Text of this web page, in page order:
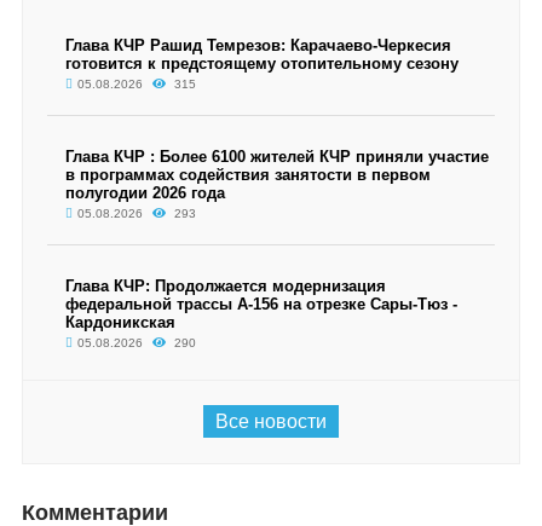
Глава КЧР Рашид Темрезов: Карачаево-Черкесия
готовится к предстоящему отопительному сезону
05.08.2026 315
Глава КЧР : Более 6100 жителей КЧР приняли участие
в программах содействия занятости в первом
полугодии 2026 года
05.08.2026 293
Глава КЧР: Продолжается модернизация
федеральной трассы А-156 на отрезке Сары-Тюз -
Кардоникская
05.08.2026 290
Все новости
Комментарии